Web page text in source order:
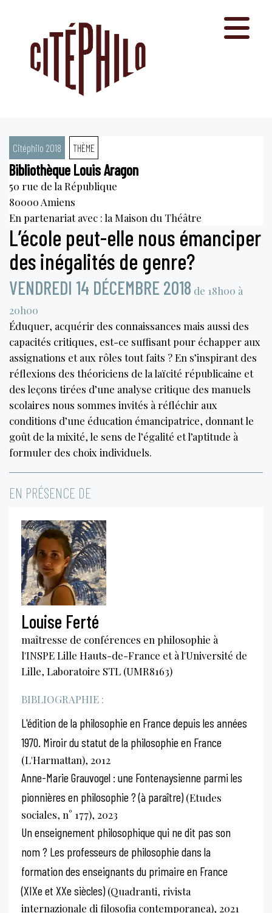
Citéphilo 2018 THÈME
Bibliothèque Louis Aragon
50 rue de la République
80000 Amiens
En partenariat avec : la Maison du Théâtre
L’école peut-elle nous émanciper
des inégalités de genre?
VENDREDI 14 DÉCEMBRE 2018 de 18h00 à
20h00
Éduquer, acquérir des connaissances mais aussi des
capacités critiques, est-ce suffisant pour échapper aux
assignations et aux rôles tout faits ? En s’inspirant des
réflexions des théoriciens de la laïcité républicaine et
des leçons tirées d’une analyse critique des manuels
scolaires nous sommes invités à réfléchir aux
conditions d’une éducation émancipatrice, donnant le
goût de la mixité, le sens de l’égalité et l’aptitude à
formuler des choix individuels.
EN PRÉSENCE DE
Louise Ferté
maîtresse de conférences en philosophie à
l'INSPE Lille Hauts-de-France et à l'Université de
Lille, Laboratoire STL (UMR8163)
BIBLIOGRAPHIE :
L'édition de la philosophie en France depuis les années
1970. Miroir du statut de la philosophie en France
(L'Harmattan), 2012
Anne-Marie Grauvogel : une Fontenaysienne parmi les
pionnières en philosophie ? (à paraître)(Etudes
sociales, n° 177), 2023
Un enseignement philosophique qui ne dit pas son
nom ? Les professeurs de philosophie dans la
formation des enseignants du primaire en France
(XIXe et XXe siècles)(Quadranti, rivista
internazionale di filosofia contemporanea), 2021